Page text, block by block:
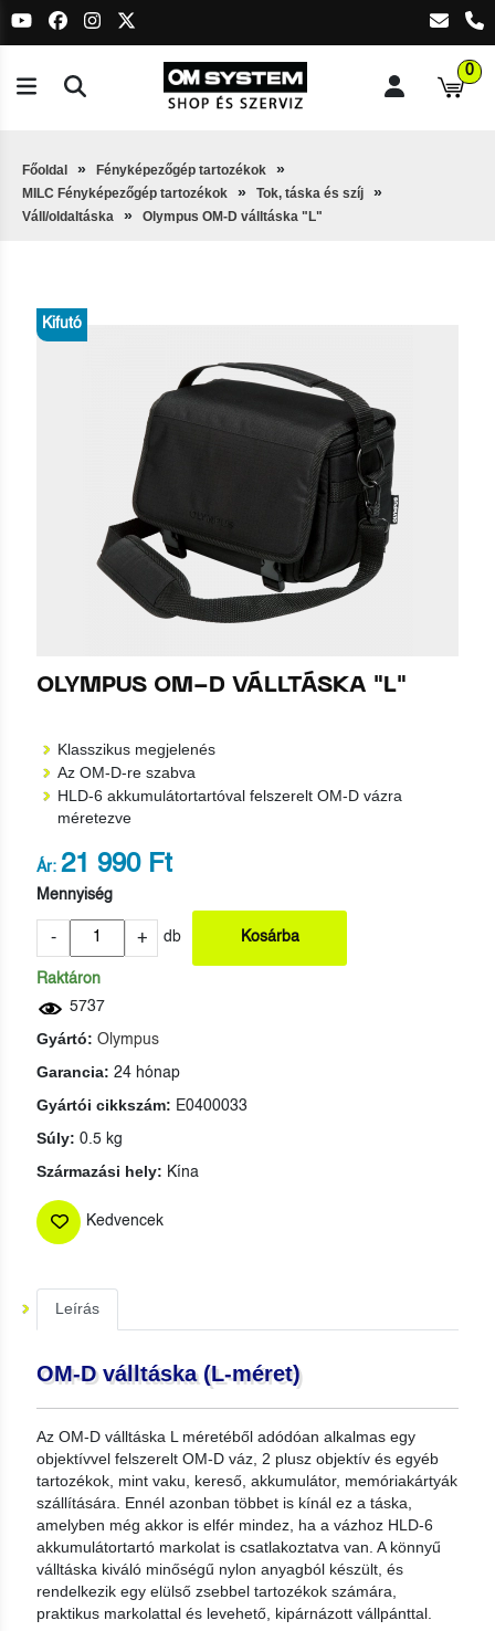
0
Főoldal
Fényképezőgép tartozékok
MILC Fényképezőgép tartozékok
Tok, táska és szíj
Váll/oldaltáska
Olympus OM-D válltáska "L"
Kifutó
OLYMPUS OM-D VÁLLTÁSKA "L"
Klasszikus megjelenés
Az OM-D-re szabva
HLD-6 akkumulátortartóval felszerelt OM-D vázra
méretezve
Ár: 21 990 Ft
Mennyiség
- + db Kosárba
Raktáron
5737
Gyártó: Olympus
Garancia: 24 hónap
Gyártói cikkszám: E0400033
Súly: 0.5 kg
Származási hely: Kína
Kedvencek
Leírás
OM-D válltáska (L-méret)
Az OM-D válltáska L méretéből adódóan alkalmas egy
objektívvel felszerelt OM-D váz, 2 plusz objektív és egyéb
tartozékok, mint vaku, kereső, akkumulátor, memóriakártyák
szállítására. Ennél azonban többet is kínál ez a táska,
amelyben még akkor is elfér mindez, ha a vázhoz HLD-6
akkumulátortartó markolat is csatlakoztatva van. A könnyű
válltáska kiváló minőségű nylon anyagból készült, és
rendelkezik egy elülső zsebbel tartozékok számára,
praktikus markolattal és levehető, kipárnázott vállpánttal.